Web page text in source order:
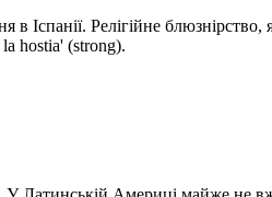
в Іспанії. Релігійне
hostia' (strong).